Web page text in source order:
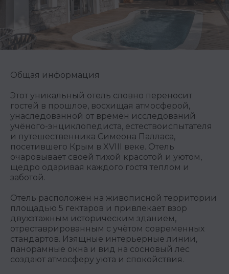
Общая информация
Этот уникальный отель словно переносит
гостей в прошлое, восхищая атмосферой,
унаследованной от времён исследований
учёного-энциклопедиста, естествоиспытателя
и путешественника Симеона Палласа,
посетившего Крым в XVIII веке. Отель
очаровывает своей тихой красотой и уютом,
щедро одаривая каждого гостя теплом и
заботой.
Отель расположен на живописной территории
площадью 5 гектаров и привлекает взор
двухэтажным историческим зданием,
отреставрированным с учётом современных
стандартов. Изящные интерьерные линии,
панорамные окна и вид на сосновый лес
создают атмосферу уюта и спокойствия.